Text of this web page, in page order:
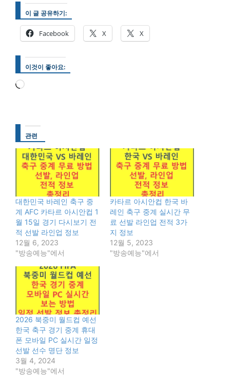
이 글 공유하기:
Facebook X X
이것이 좋아요:
로
관련
대한민국 바레인 축구 중
계 AFC 카타르 아시안컵 1
월 15일 경기 다시보기 전
적 선발 라인업 정보
12월 6, 2023
"방송예능"에서
카타르 아시안컵 한국 바
레인 축구 중계 실시간 무
료 선발 라인업 전적 3가
지 정보
12월 5, 2023
"방송예능"에서
2026 북중미 월드컵 예선
한국 축구 경기 중계 휴대
폰 모바일 PC 실시간 일정
선발 선수 명단 정보
3월 4, 2024
"방송예능"에서